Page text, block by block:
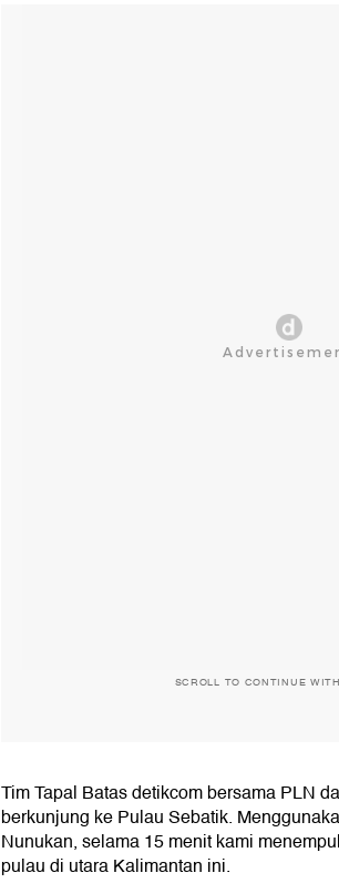
SCROLL TO CONTINUE
Tim Tapal Batas detikcom bersama PLN
berkunjung ke Pulau Sebatik.
Nunukan, selama 15 menit kami
pulau di utara Kalimantan ini.